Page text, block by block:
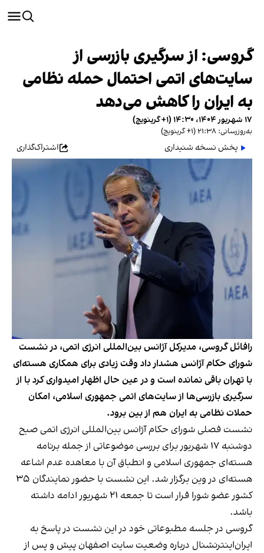
گروسی: از سرگیری بازرسی از
سایت‌های اتمی احتمال حمله نظامی
به ایران را کاهش می‌دهد
۱۷ شهریور ۱۴۰۴، ۱۴:۳۰ (‎+۱ گرینویچ)
به‌روزرسانی: ۲۱:۳۸ (‎+۱ گرینویچ)
پخش نسخه شنیداری اشتراک‌گذاری
رافائل گروسی، مدیرکل آژانس بین‌المللی انرژی اتمی، در نشست
شورای حکام آژانس هشدار داد وقت زیادی برای همکاری هسته‌ای
با تهران باقی نمانده است و در عین‌ حال اظهار امیدواری کرد با از
سرگیری بازرسی‌ها از سایت‌های اتمی جمهوری اسلامی، امکان
حملات نظامی به ایران هم از بین برود.
نشست فصلی شورای حکام آژانس بین‌المللی انرژی اتمی صبح
دوشنبه ۱۷ شهریور برای بررسی موضوعاتی از جمله برنامه
هسته‌ای جمهوری اسلامی و انطباق آن با معاهده عدم اشاعه
هسته‌ای در وین برگزار شد. این نشست با حضور نمایندگان ۳۵
کشور عضو شورا قرار است تا جمعه ۲۱ شهریور ادامه داشته
باشد.
گروسی در جلسه مطبوعاتی خود در این نشست در پاسخ به
ایران‌اینترنشنال درباره وضعیت سایت اصفهان پیش و پس از